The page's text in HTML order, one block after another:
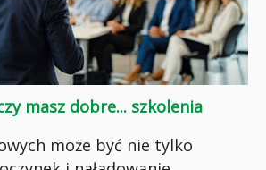
masz dobre... szkolenia
może być nie tylko